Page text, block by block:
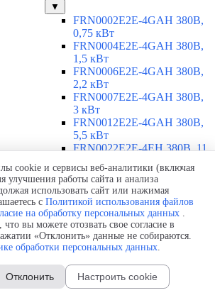
▼
FRN0002E2E-4GAH 380В,
0,75 кВт
FRN0004E2E-4GAH 380В,
1,5 кВт
FRN0006E2E-4GAH 380В,
2,2 кВт
FRN0007E2E-4GAH 380В,
3 кВт
FRN0012E2E-4GAH 380В,
5,5 кВт
FRN0022E2E-4EH 380В, 11
FRN0029E2E-4EH 380В, 15
кВт
FRN0037E2E-4EH 380В,
18,5 кВт
FRN0044E2E-4EH 380В, 22
кВт
FRN0059E2E-4EH 380В, 30
кВт
FRN0072E2E-4EH 380В, 37
кВт
cookie и сервисы веб-аналитики (включая
улучшения работы сайта и анализа
использовать сайт или нажимая
с Политикой использования файлов
на обработку персональных данных .
вы можете отозвать свое согласие в
«Отклонить» данные не собираются.
обработки персональных данных.
Отклонить Настроить cookie